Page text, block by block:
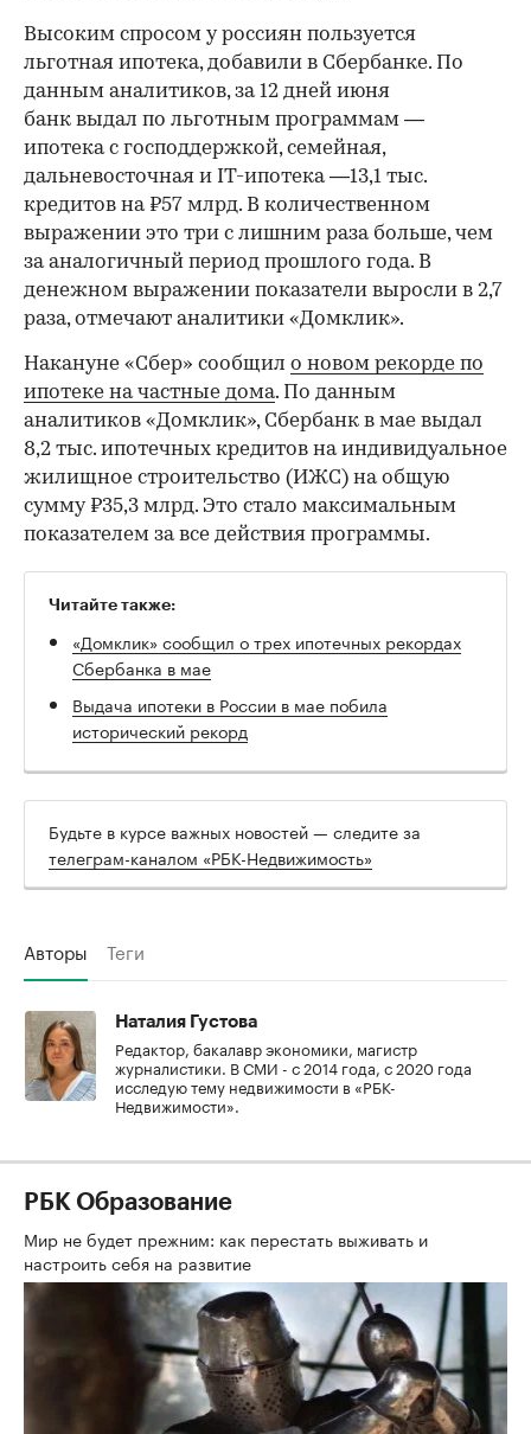
00:00 / 00:00
Высоким спросом у россиян пользуется
льготная ипотека, добавили в Сбербанке. По
данным аналитиков, за 12 дней июня
банк выдал по льготным программам —
ипотека с господдержкой, семейная,
дальневосточная и IT-ипотека —13,1 тыс.
кредитов на ₽57 млрд. В количественном
выражении это три с лишним раза больше, чем
за аналогичный период прошлого года. В
денежном выражении показатели выросли в 2,7
раза, отмечают аналитики «Домклик».
Накануне «Сбер» сообщил о новом рекорде по
ипотеке на частные дома. По данным
аналитиков «Домклик», Сбербанк в мае выдал
8,2 тыс. ипотечных кредитов на индивидуальное
жилищное строительство (ИЖС) на общую
сумму ₽35,3 млрд. Это стало максимальным
показателем за все действия программы.
Читайте также:
«Домклик» сообщил о трех ипотечных рекордах
Сбербанка в мае
Выдача ипотеки в России в мае побила
исторический рекорд
Будьте в курсе важных новостей — следите за
телеграм-каналом «РБК-Недвижимость»
Авторы Теги
Наталия Густова
Редактор, бакалавр экономики, магистр
журналистики. В СМИ - с 2014 года, с 2020 года
исследую тему недвижимости в «РБК-
Недвижимости».
РБК Образование
Мир не будет прежним: как перестать выживать и
настроить себя на развитие